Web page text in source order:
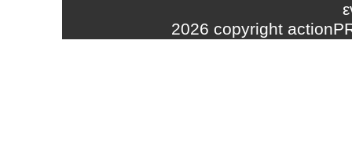
2026 copyright